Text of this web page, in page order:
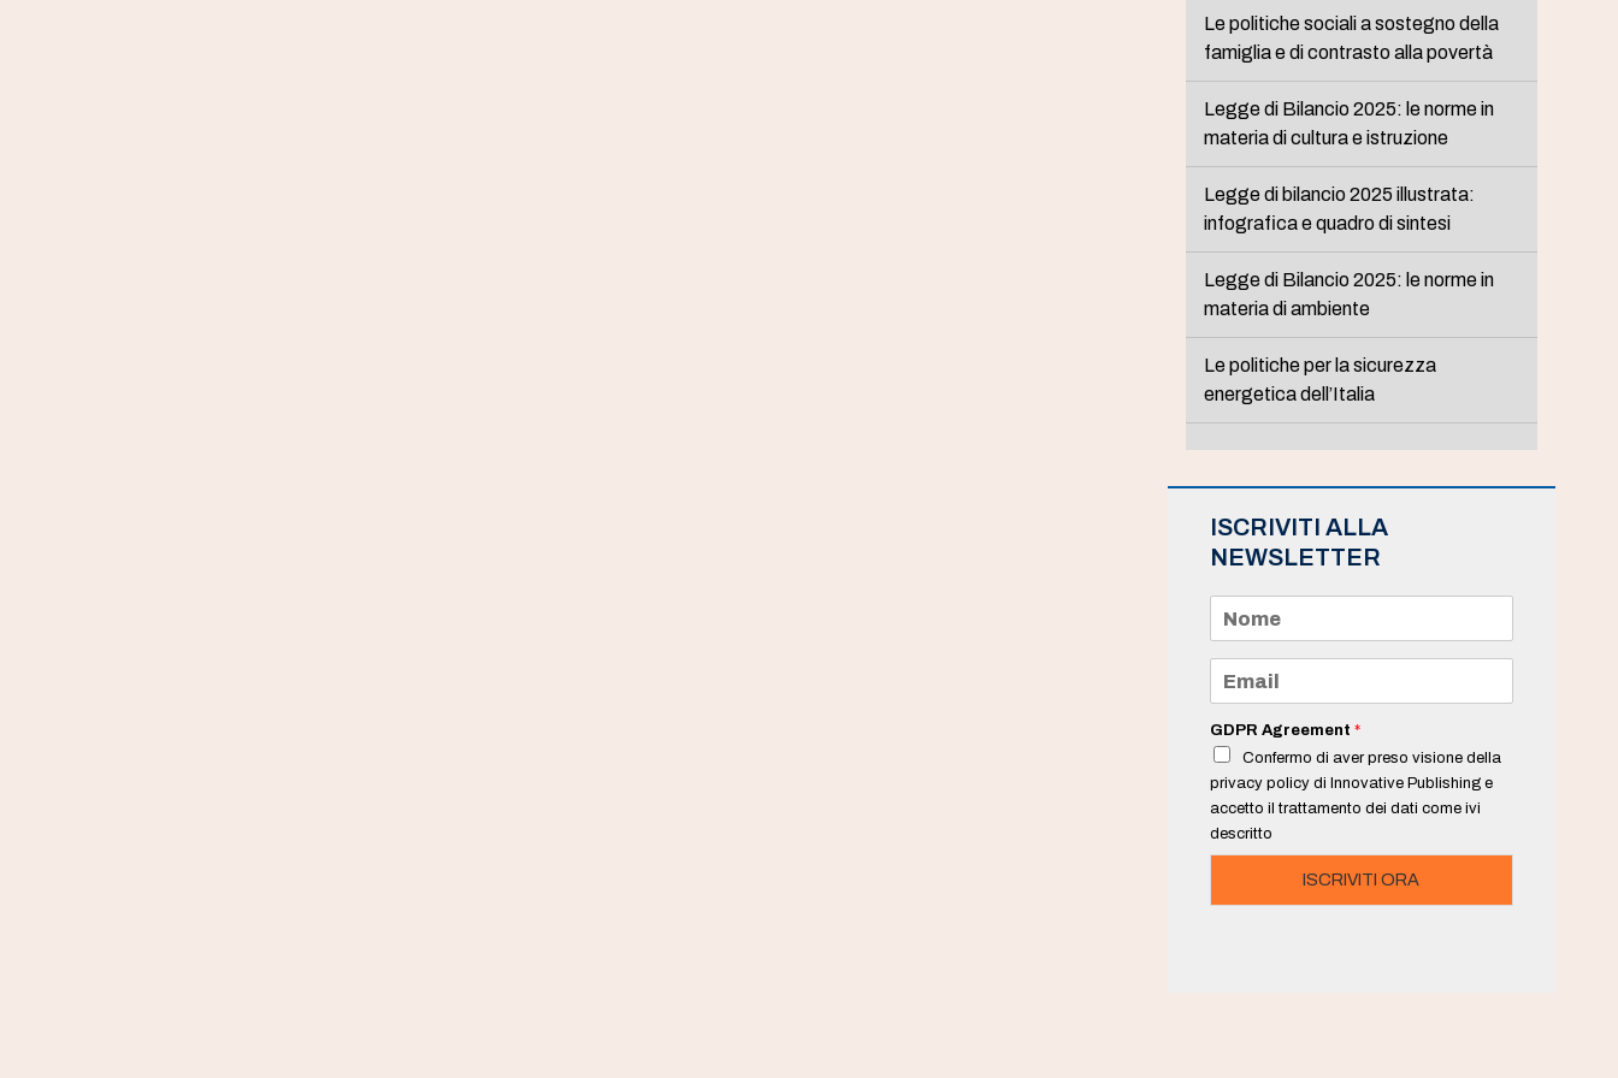
Le politiche sociali a sostegno della
famiglia e di contrasto alla povertà
Legge di Bilancio 2025: le norme in
materia di cultura e istruzione
Legge di bilancio 2025 illustrata:
infografica e quadro di sintesi
Legge di Bilancio 2025: le norme in
materia di ambiente
Le politiche per la sicurezza
energetica dell’Italia
ISCRIVITI ALLA
NEWSLETTER
m
e
a
i
*
GDPR Agreement *
Confermo di aver preso visione della
privacy policy di Innovative Publishing e
accetto il trattamento dei dati come ivi
descritto
ISCRIVITI ORA